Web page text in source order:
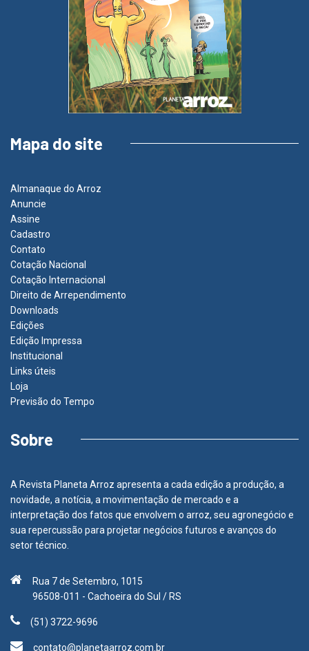
Mapa do site
Almanaque do Arroz
Anuncie
Assine
Cadastro
Contato
Cotação Nacional
Cotação Internacional
Direito de Arrependimento
Downloads
Edições
Edição Impressa
Institucional
Links úteis
Loja
Previsão do Tempo
Sobre
A Revista Planeta Arroz apresenta a cada edição a produção, a
novidade, a notícia, a movimentação de mercado e a
interpretação dos fatos que envolvem o arroz, seu agronegócio e
sua repercussão para projetar negócios futuros e avanços do
setor técnico.
Rua 7 de Setembro, 1015
96508-011 - Cachoeira do Sul / RS
(51) 3722-9696
contato@planetaarroz.com.br